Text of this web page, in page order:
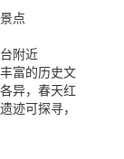
点
附近
富的历史文
异，春天红
迹可探寻，